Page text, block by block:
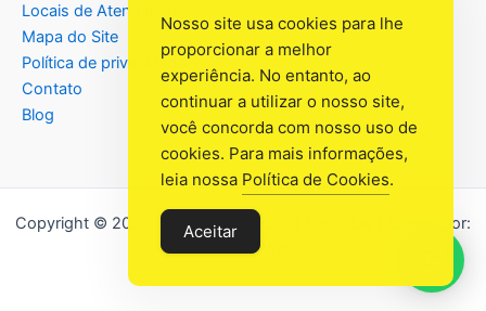
Locais de Atendimento
Mapa do Site
Política de privacidade
Contato
Blog
Copyright © 2026 Assistência Têcnica Eletro Lar | Criado por:
Industrial Web
Nosso site usa cookies para lhe
proporcionar a melhor
experiência. No entanto, ao
continuar a utilizar o nosso site,
você concorda com nosso uso de
cookies. Para mais informações,
leia nossa Política de Cookies.
Aceitar